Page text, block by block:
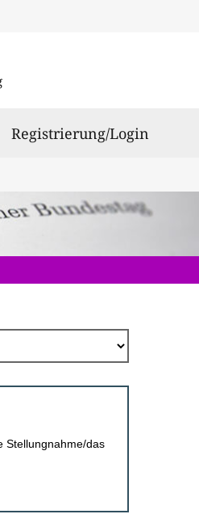
Registrierung/Login
Stellungnahme/das